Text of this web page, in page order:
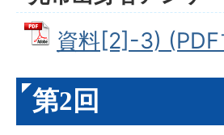
資料[2]-3) (PDF
第2回